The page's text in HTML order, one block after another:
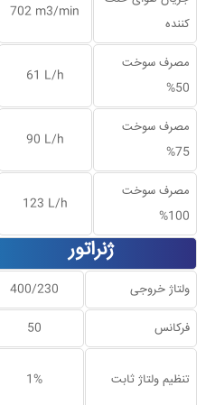
کننده
702 m3/min
مصرف سوخت
50%
61 L/h
مصرف سوخت
75%
90 L/h
مصرف سوخت
100%
123 L/h
ژنراتور
ولتاژ خروجی 400/230
فرکانس 50
تنظیم ولتاژ ثابت 1%